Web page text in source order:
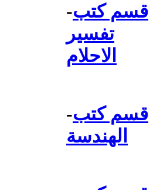
-قسم كتب
تفسير
الاحلام
-قسم كتب
الهندسة